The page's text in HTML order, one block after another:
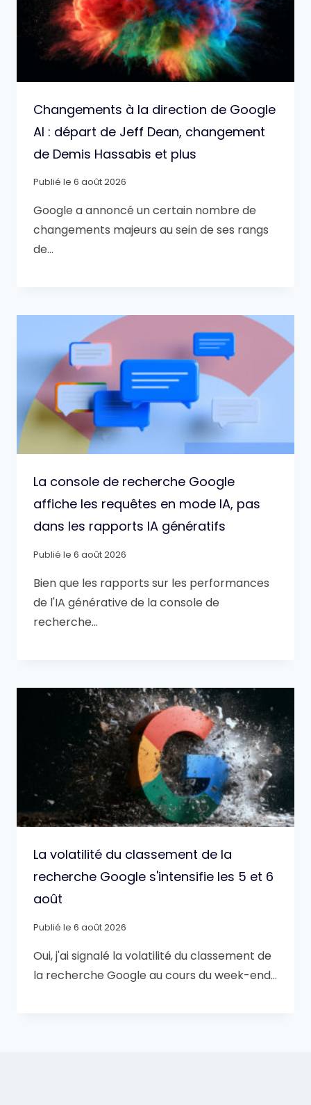
Changements à la direction de Google
AI : départ de Jeff Dean, changement
de Demis Hassabis et plus
Publié le 6 août 2026
Google a annoncé un certain nombre de
changements majeurs au sein de ses rangs
de…
La console de recherche Google
affiche les requêtes en mode IA, pas
dans les rapports IA génératifs
Publié le 6 août 2026
Bien que les rapports sur les performances
de l'IA générative de la console de
recherche…
La volatilité du classement de la
recherche Google s'intensifie les 5 et 6
août
Publié le 6 août 2026
Oui, j'ai signalé la volatilité du classement de
la recherche Google au cours du week-end…